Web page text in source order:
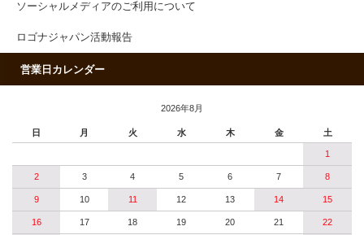
ソーシャルメディアのご利用について
ロゴナジャパン活動報告
営業日カレンダー
2026年8月
日 月 火 水 木 金 土
1
2 3 4 5 6 7 8
9 10 11 12 13 14 15
16 17 18 19 20 21 22